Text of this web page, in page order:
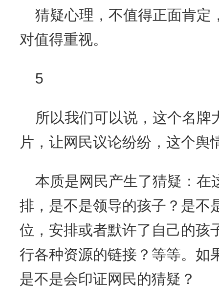
猜疑心理，不值得正面肯定
对值得重视。
5
所以我们可以说，这个名牌
片，让网民议论纷纷，这个舆
本质是网民产生了猜疑：在
排，是不是领导的孩子？是不
位，安排或者默许了自己的孩
行各种资源的链接？等等。如
是不是会印证网民的猜疑？